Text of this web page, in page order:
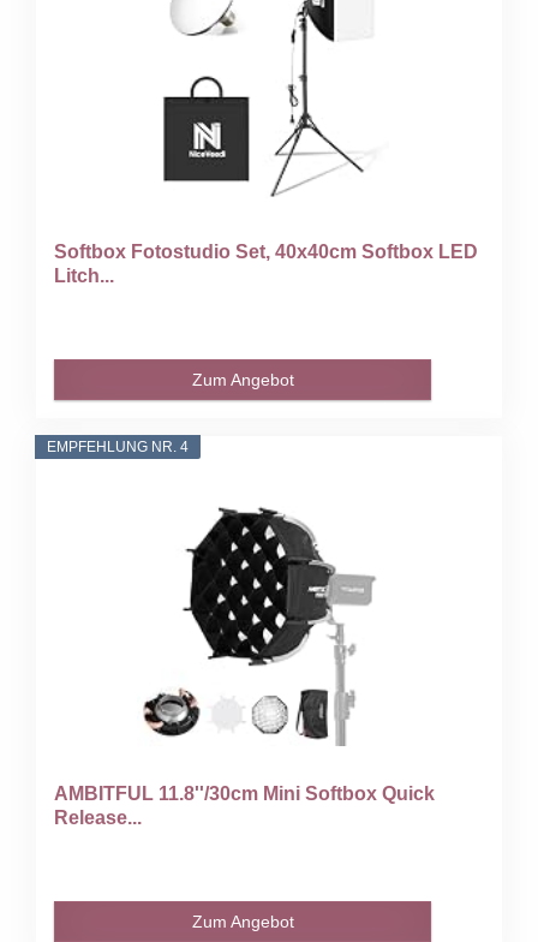
Softbox Fotostudio Set, 40x40cm Softbox LED
Litch...
Zum Angebot
EMPFEHLUNG NR. 4
AMBITFUL 11.8''/30cm Mini Softbox Quick
Release...
Zum Angebot